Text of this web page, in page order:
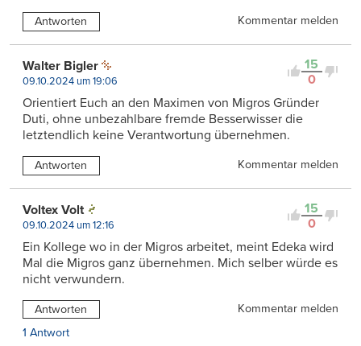
Antworten Kommentar melden
15
0
Walter Bigler
09.10.2024 um 19:06
Orientiert Euch an den Maximen von Migros Gründer
Duti, ohne unbezahlbare fremde Besserwisser die
letztendlich keine Verantwortung übernehmen.
Antworten Kommentar melden
15
0
Voltex Volt
09.10.2024 um 12:16
Ein Kollege wo in der Migros arbeitet, meint Edeka wird
Mal die Migros ganz übernehmen. Mich selber würde es
nicht verwundern.
Antworten
Kommentar melden
1 Antwort